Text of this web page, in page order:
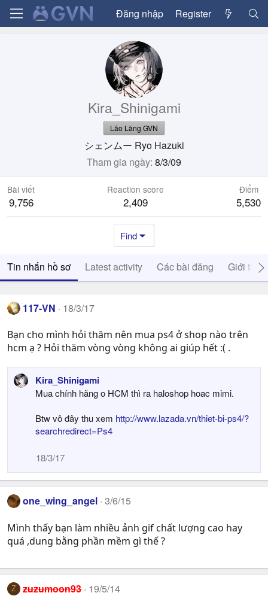
Đăng nhập Register
Kira_Shinigami
Lão Làng GVN
シェンムー Ryo Hazuki
Tham gia ngày 8/3/09
Bài viết
9,756
Reaction score
2,409
Điểm
5,530
Find
Tin nhắn hồ sơ Latest activity Các bài đăng Giới thiệu
117-VN 18/3/17
Bạn cho mình hỏi thăm nên mua ps4 ở shop nào trên
hcm ạ ? Hỏi thăm vòng vòng không ai giúp hết :( .
Kira_Shinigami
Mua chính hãng o HCM thì ra haloshop hoac mimi.
Btw vô đây thu xem http://www.lazada.vn/thiet-bi-ps4/?
searchredirect=Ps4
18/3/17
one_wing_angel 3/6/15
Mình thấy bạn làm nhiều ảnh gif chất lượng cao hay
quá ,dung bằng phần mềm gì thế ?
Z zuzumoon93 19/5/14